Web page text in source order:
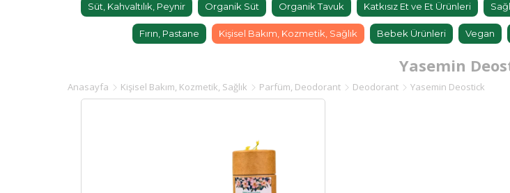
Süt, Kahvaltılık, Peynir Organik Süt Organik Tavuk Katkısız Et ve Et Ürünleri
Fırın, Pastane Kişisel Bakım, Kozmetik, Sağlık Bebek Ürünleri Vegan
Yasemin
Anasayfa Kişisel Bakım, Kozmetik, Sağlık Parfüm, Deodorant Deodorant Yasemin Deostick